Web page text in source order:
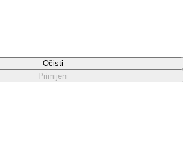
Očisti
Primijeni